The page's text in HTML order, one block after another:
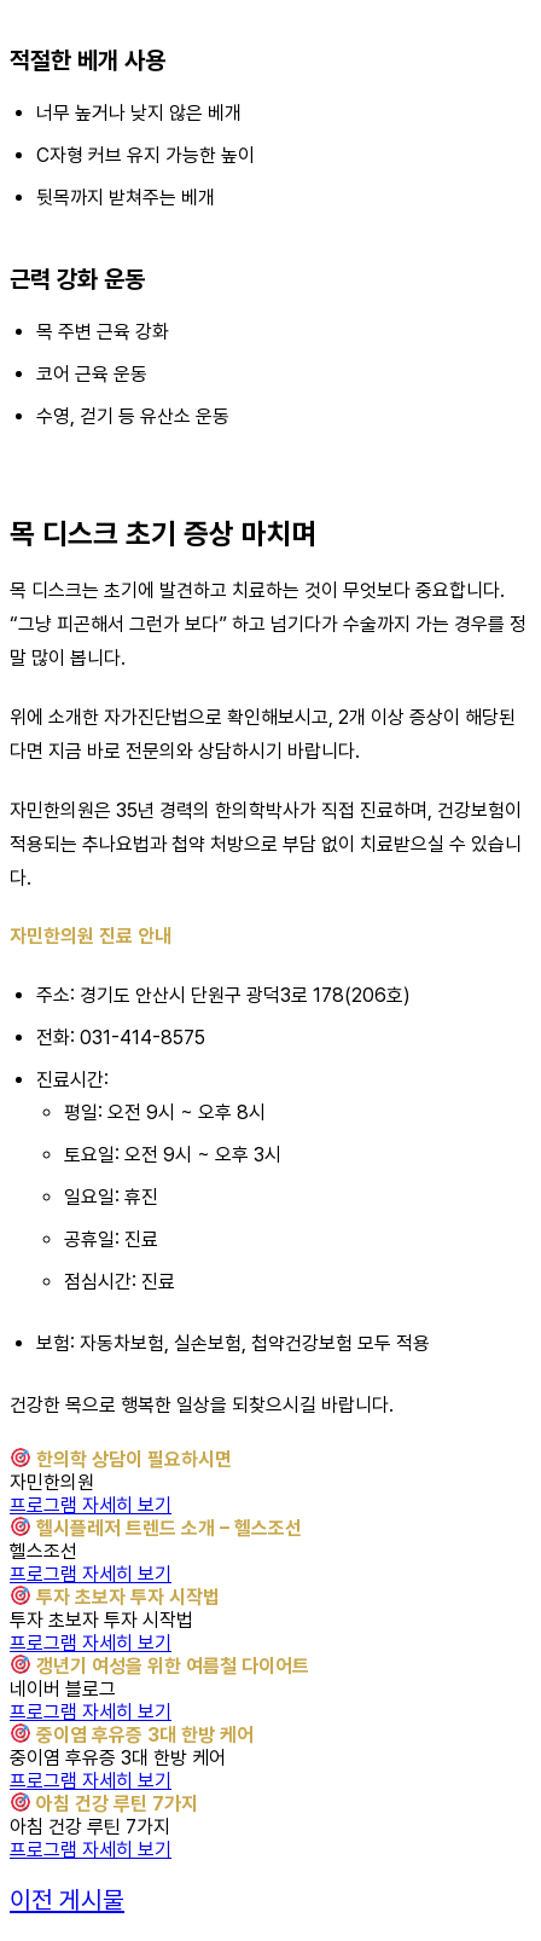
적절한 베개 사용
너무 높거나 낮지 않은 베개
C자형 커브 유지 가능한 높이
뒷목까지 받쳐주는 베개
근력 강화 운동
목 주변 근육 강화
코어 근육 운동
수영, 걷기 등 유산소 운동
목 디스크 초기 증상 마치며
목 디스크는 초기에 발견하고 치료하는 것이 무엇보다 중요합니다.
“그냥 피곤해서 그런가 보다” 하고 넘기다가 수술까지 가는 경우를 정
말 많이 봅니다.
위에 소개한 자가진단법으로 확인해보시고, 2개 이상 증상이 해당된
다면 지금 바로 전문의와 상담하시기 바랍니다.
자민한의원은 35년 경력의 한의학박사가 직접 진료하며, 건강보험이
적용되는 추나요법과 첩약 처방으로 부담 없이 치료받으실 수 있습니
다.
자민한의원 진료 안내
주소: 경기도 안산시 단원구 광덕3로 178(206호)
전화: 031-414-8575
진료시간:
평일: 오전 9시 ~ 오후 8시
토요일: 오전 9시 ~ 오후 3시
일요일: 휴진
공휴일: 진료
점심시간: 진료
보험: 자동차보험, 실손보험, 첩약건강보험 모두 적용
건강한 목으로 행복한 일상을 되찾으시길 바랍니다.
한의학 상담이 필요하시면
자민한의원
프로그램 자세히 보기
헬시플레저 트렌드 소개 – 헬스조선
헬스조선
프로그램 자세히 보기
투자 초보자 투자 시작법
투자 초보자 투자 시작법
프로그램 자세히 보기
갱년기 여성을 위한 여름철 다이어트
네이버 블로그
프로그램 자세히 보기
중이염 후유증 3대 한방 케어
중이염 후유증 3대 한방 케어
프로그램 자세히 보기
아침 건강 루틴 7가지
아침 건강 루틴 7가지
프로그램 자세히 보기
이전 게시물